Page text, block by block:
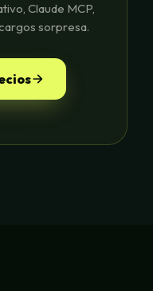
Claude MCP,
sorpresa.